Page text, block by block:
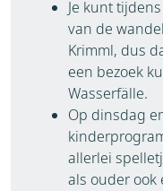
Je kunt
van de
Krimml, dus
een bezoek
Wasserfälle.
Op dinsdag
allerlei
als ouder ook